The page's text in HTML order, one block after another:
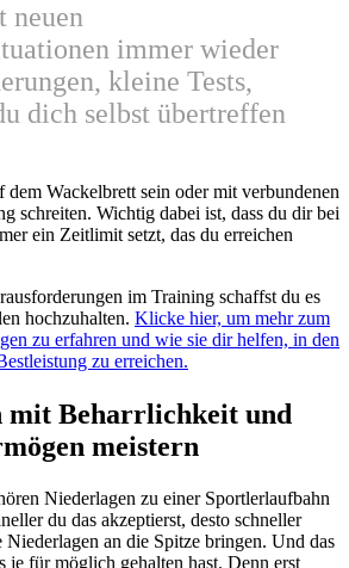
neuen
immer wieder
kleine Tests,
dich selbst übertreffen
Wackelbrett sein oder mit verbundenen
schreiten. Wichtig dabei ist, dass du dir bei
ein Zeitlimit setzt, das du erreichen
im Training schaffst du es
hochzuhalten. Klicke hier, um mehr zum
zu erfahren und wie sie dir helfen, in den
zu erreichen.
mit Beharrlichkeit und
meistern
Niederlagen zu einer Sportlerlaufbahn
du das akzeptierst, desto schneller
an die Spitze bringen. Und das
je für möglich gehalten hast. Denn erst